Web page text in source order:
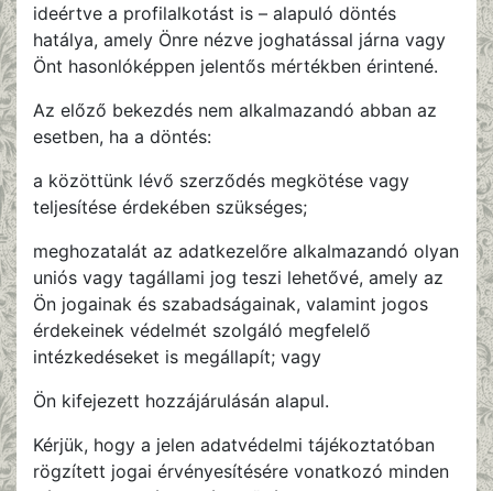
ideértve a profilalkotást is – alapuló döntés
hatálya, amely Önre nézve joghatással járna vagy
Önt hasonlóképpen jelentős mértékben érintené.
Az előző bekezdés nem alkalmazandó abban az
esetben, ha a döntés:
a közöttünk lévő szerződés megkötése vagy
teljesítése érdekében szükséges;
meghozatalát az adatkezelőre alkalmazandó olyan
uniós vagy tagállami jog teszi lehetővé, amely az
Ön jogainak és szabadságainak, valamint jogos
érdekeinek védelmét szolgáló megfelelő
intézkedéseket is megállapít; vagy
Ön kifejezett hozzájárulásán alapul.
Kérjük, hogy a jelen adatvédelmi tájékoztatóban
rögzített jogai érvényesítésére vonatkozó minden